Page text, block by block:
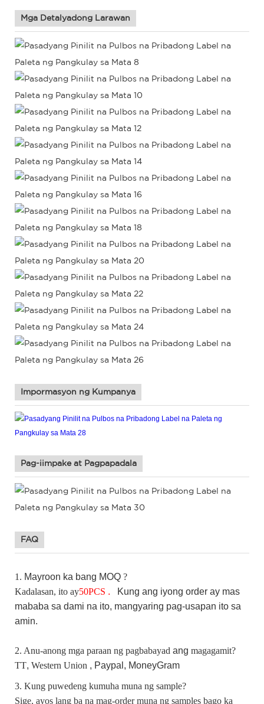
Mga Detalyadong Larawan
Impormasyon ng Kumpanya
Pag-iimpake at Pagpapadala
FAQ
1. Mayroon ka bang MOQ ?
Kadalasan, ito ay50PCS . Kung ang iyong order ay mas
mababa sa dami na ito, mangyaring pag-usapan ito sa
amin.
2. Anu-anong mga paraan ng pagbabayad ang magagamit?
TT, Western Union , Paypal, MoneyGram
3. Kung puwedeng kumuha muna ng sample?
Sige, ayos lang ba na mag-order muna ng samples bago ka